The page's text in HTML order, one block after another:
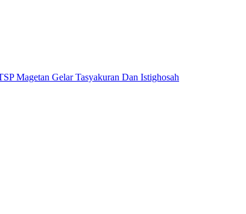
Magetan Gelar Tasyakuran Dan Istighosah